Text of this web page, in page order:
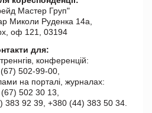
Мастер Груп"
Миколи Руденка 14а,
оф 121, 03194
для:
конференцій:
502-99-00,
на порталі, журналах:
502 30 13,
383 92 39, +380 (44) 383 50 34.